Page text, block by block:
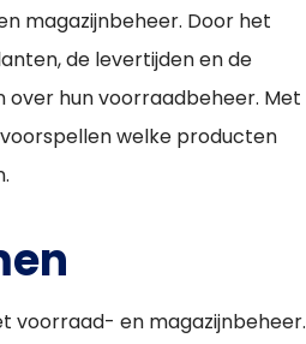
magazijnbeheer. Door het
de levertijden en de
over hun voorraadbeheer. Met
welke producten
voorraad- en magazijnbeheer.